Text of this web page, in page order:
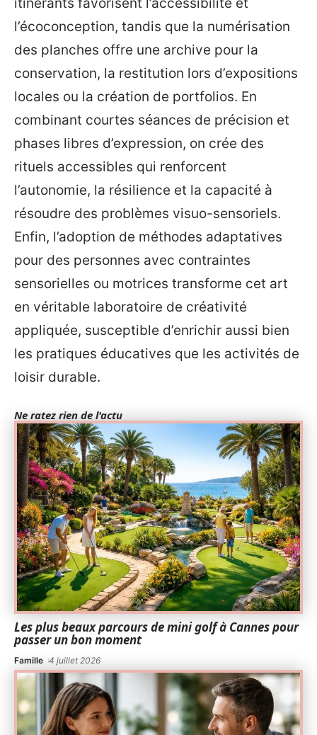
itinérants favorisent l’accessibilité et
l’écoconception, tandis que la numérisation
des planches offre une archive pour la
conservation, la restitution lors d’expositions
locales ou la création de portfolios. En
combinant courtes séances de précision et
phases libres d’expression, on crée des
rituels accessibles qui renforcent
l’autonomie, la résilience et la capacité à
résoudre des problèmes visuo-sensoriels.
Enfin, l’adoption de méthodes adaptatives
pour des personnes avec contraintes
sensorielles ou motrices transforme cet art
en véritable laboratoire de créativité
appliquée, susceptible d’enrichir aussi bien
les pratiques éducatives que les activités de
loisir durable.
Ne ratez rien de l'actu
Les plus beaux parcours de mini golf à Cannes pour
passer un bon moment
Famille 4 juillet 2026